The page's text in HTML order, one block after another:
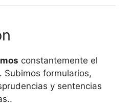
constantemente el
Subimos formularios,
y sentencias